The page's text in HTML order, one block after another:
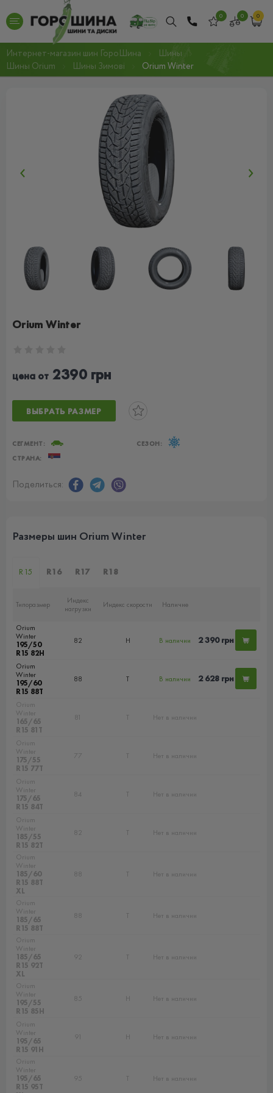
0 0 0
Интернет-магазин шин ГороШина
Шины
Шины Orium
Шины Зимові Orium Winter
Orium Winter
цена от 2390 грн
ВЫБРАТЬ РАЗМЕР
СЕГМЕНТ:
СЕЗОН:
СТРАНА:
Поделиться:
Размеры шин Orium Winter
R15 R16 R17 R18
Типоразмер
Индекс
нагрузки
Индекс скорости Наличие
Orium
Winter
195/50
R15 82H
82 H В наличии 2 390 грн
Orium
Winter
195/60
R15 88T
88 T В наличии 2 628 грн
Orium
Winter
165/65
R15 81T
81 T Нет в наличии
Orium
Winter
175/55
R15 77T
77 T Нет в наличии
Orium
Winter
175/65
R15 84T
84 T Нет в наличии
Orium
Winter
185/55
R15 82T
82 T Нет в наличии
Orium
Winter
185/60
R15 88T
XL
88 T Нет в наличии
Orium
Winter
185/65
R15 88T
88 T Нет в наличии
Orium
Winter
185/65
R15 92T
XL
92 T Нет в наличии
Orium
Winter
195/55
R15 85H
85 H Нет в наличии
Orium
Winter
195/65
R15 91H
91 H Нет в наличии
Orium
Winter
195/65
R15 95T
95 T Нет в наличии